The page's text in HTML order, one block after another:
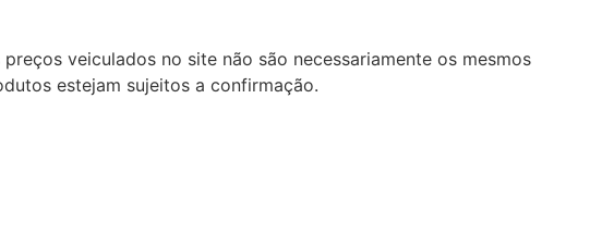
veiculados no site não são necessariamente os mesmos
estejam sujeitos a confirmação.